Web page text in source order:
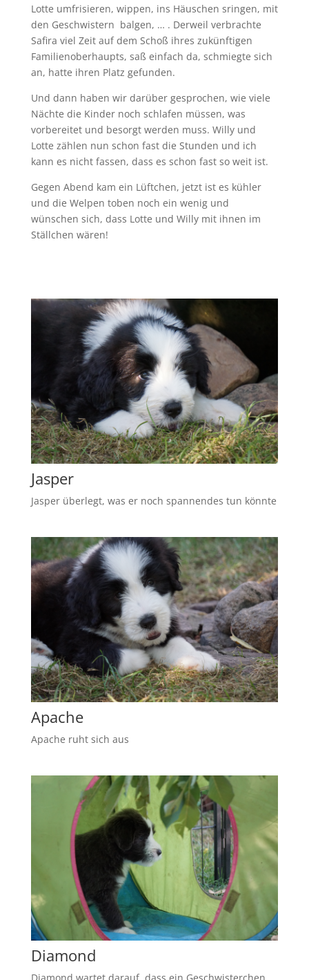
Lotte umfrisieren, wippen, ins Häuschen sringen, mit
den Geschwistern balgen, … . Derweil verbrachte
Safira viel Zeit auf dem Schoß ihres zukünftigen
Familienoberhaupts, saß einfach da, schmiegte sich
an, hatte ihren Platz gefunden.
Und dann haben wir darüber gesprochen, wie viele
Nächte die Kinder noch schlafen müssen, was
vorbereitet und besorgt werden muss. Willy und
Lotte zählen nun schon fast die Stunden und ich
kann es nicht fassen, dass es schon fast so weit ist.
Gegen Abend kam ein Lüftchen, jetzt ist es kühler
und die Welpen toben noch ein wenig und
wünschen sich, dass Lotte und Willy mit ihnen im
Ställchen wären!
Jasper
Jasper überlegt, was er noch spannendes tun könnte
Apache
Apache ruht sich aus
Diamond